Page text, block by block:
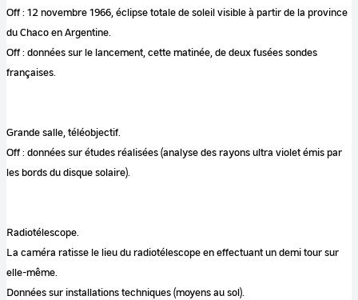
Off : 12 novembre 1966, éclipse totale de soleil visible à partir de la province
du Chaco en Argentine.
Off : données sur le lancement, cette matinée, de deux fusées sondes
françaises.
Grande salle, téléobjectif.
Off : données sur études réalisées (analyse des rayons ultra violet émis par
les bords du disque solaire).
Radiotélescope.
La caméra ratisse le lieu du radiotélescope en effectuant un demi tour sur
elle-même.
Données sur installations techniques (moyens au sol).